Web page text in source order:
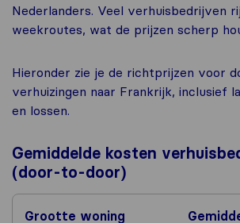
Nederlanders. Veel verhuisbedrijven
weekroutes, wat de prijzen scherp
Hieronder zie je de richtprijzen voor
verhuizingen naar Frankrijk, inclusief
en lossen.
Gemiddelde kosten
(door-to-door)
Grootte woning